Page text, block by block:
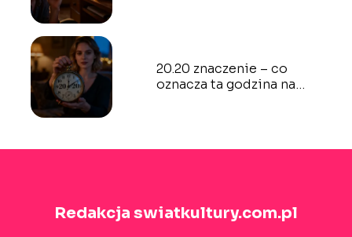
20.20 znaczenie – co
oznacza ta godzina na
Redakcja swiatkultury.com.pl